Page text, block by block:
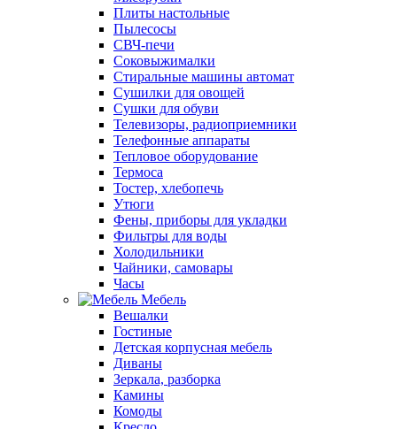
Плиты настольные
Пылесосы
СВЧ-печи
Соковыжималки
Стиральные машины автомат
Сушилки для овощей
Сушки для обуви
Телевизоры, радиоприемники
Телефонные аппараты
Тепловое оборудование
Термоса
Тостер, хлебопечь
Утюги
Фены, приборы для укладки
Фильтры для воды
Холодильники
Чайники, самовары
Часы
Мебель
Вешалки
Гостиные
Детская корпусная мебель
Диваны
Зеркала, разборка
Камины
Комоды